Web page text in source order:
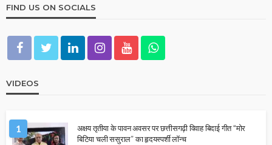
FIND US ON SOCIALS
VIDEOS
1
अक्षय तृतीया के पावन अवसर पर छत्तीसगढ़ी विवाह बिदाई गीत “मोर
बिटिया चली ससुराल” का हृदयस्पर्शी लॉन्च